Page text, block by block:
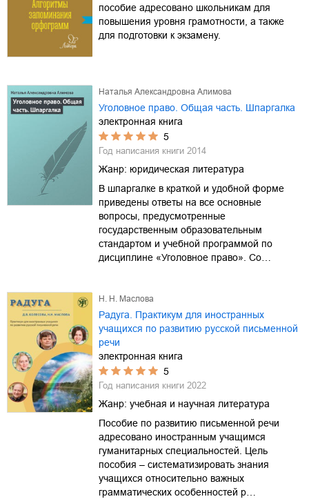
пособие адресовано школьникам для
повышения уровня грамотности, а также
для подготовки к экзамену.
Наталья Александровна Алимова
Уголовное право. Общая часть. Шпаргалка
электронная книга
5
Год написания книги 2014
Жанр: юридическая литература
В шпаргалке в краткой и удобной форме
приведены ответы на все основные
вопросы, предусмотренные
государственным образовательным
стандартом и учебной программой по
дисциплине «Уголовное право». Со…
Н. Н. Маслова
Радуга. Практикум для иностранных
учащихся по развитию русской письменной
речи
электронная книга
5
Год написания книги 2022
Жанр: учебная и научная литература
Пособие по развитию письменной речи
адресовано иностранным учащимся
гуманитарных специальностей. Цель
пособия – систематизировать знания
учащихся относительно важных
грамматических особенностей р…